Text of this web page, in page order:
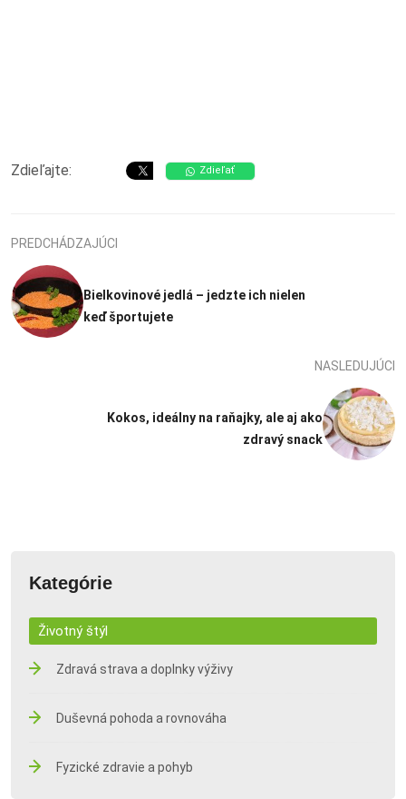
Zdieľajte: Zdieľať
PREDCHÁDZAJÚCI
Bielkovinové jedlá – jedzte ich nielen
keď športujete
NASLEDUJÚCI
Kokos, ideálny na raňajky, ale aj ako
zdravý snack
Kategórie
Životný štýl
Zdravá strava a doplnky výživy
Duševná pohoda a rovnováha
Fyzické zdravie a pohyb